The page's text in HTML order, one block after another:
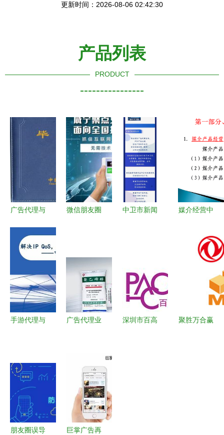
更新时间：2026-08-06 02:42:30
产品列表
PRODUCT
----------------
广告代理与
理商 专业
赋能，驱动
营销升级
微信朋友圈
您的数字广
告业务
中卫市新闻
制作与活动
策划
媒介经营中
广告代理业
务深度解析
手游代理与
入门指南与
运营策略
广告代理业
桥梁
深圳市百高
聚胜万合赢
朋友圈误导 巨掌广告再